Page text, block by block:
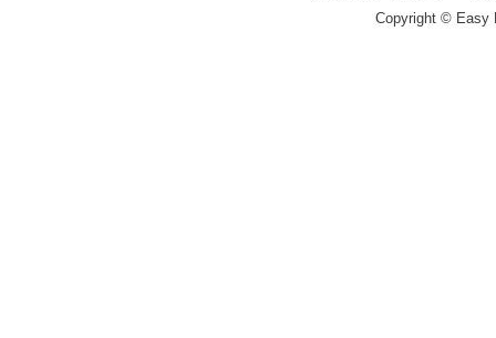
Copyright © Easy